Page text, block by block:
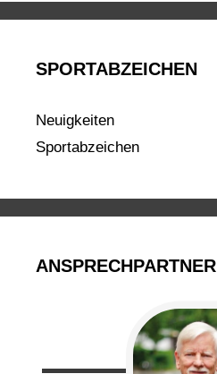
SPORTABZEICHEN
Neuigkeiten
Sportabzeichen
ANSPRECHPARTNER